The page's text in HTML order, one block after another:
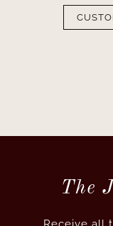
The